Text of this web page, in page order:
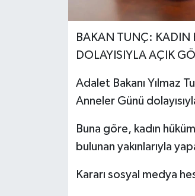
BAKAN TUNÇ: KADIN
DOLAYISIYLA AÇIK
Adalet Bakanı Yılmaz
Anneler Günü
Buna göre, kadın
bulunan yakınlarıyla
Kararı sosyal medya